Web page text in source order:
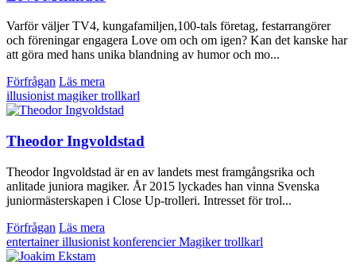
Varför väljer TV4, kungafamiljen,100-tals företag, festarrangörer
och föreningar engagera Love om och om igen? Kan det kanske har
att göra med hans unika blandning av humor och mo...
Förfrågan Läs mera
illusionist magikertrollkarl
Theodor Ingvoldstad
Theodor Ingvoldstad är en av landets mest framgångsrika och
anlitade juniora magiker. År 2015 lyckades han vinna Svenska
juniormästerskapen i Close Up-trolleri. Intresset för trol...
Förfrågan Läs mera
entertainerillusionist konferencierMagikertrollkarl